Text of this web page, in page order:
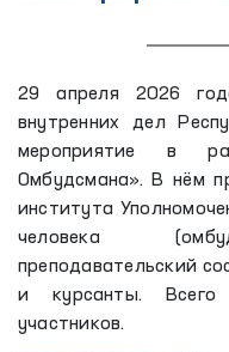
29 апреля 2026
внутренних дел
мероприятие в
Омбудсмана». В нём
института
человека
преподавательский
и курсанты.
участников.